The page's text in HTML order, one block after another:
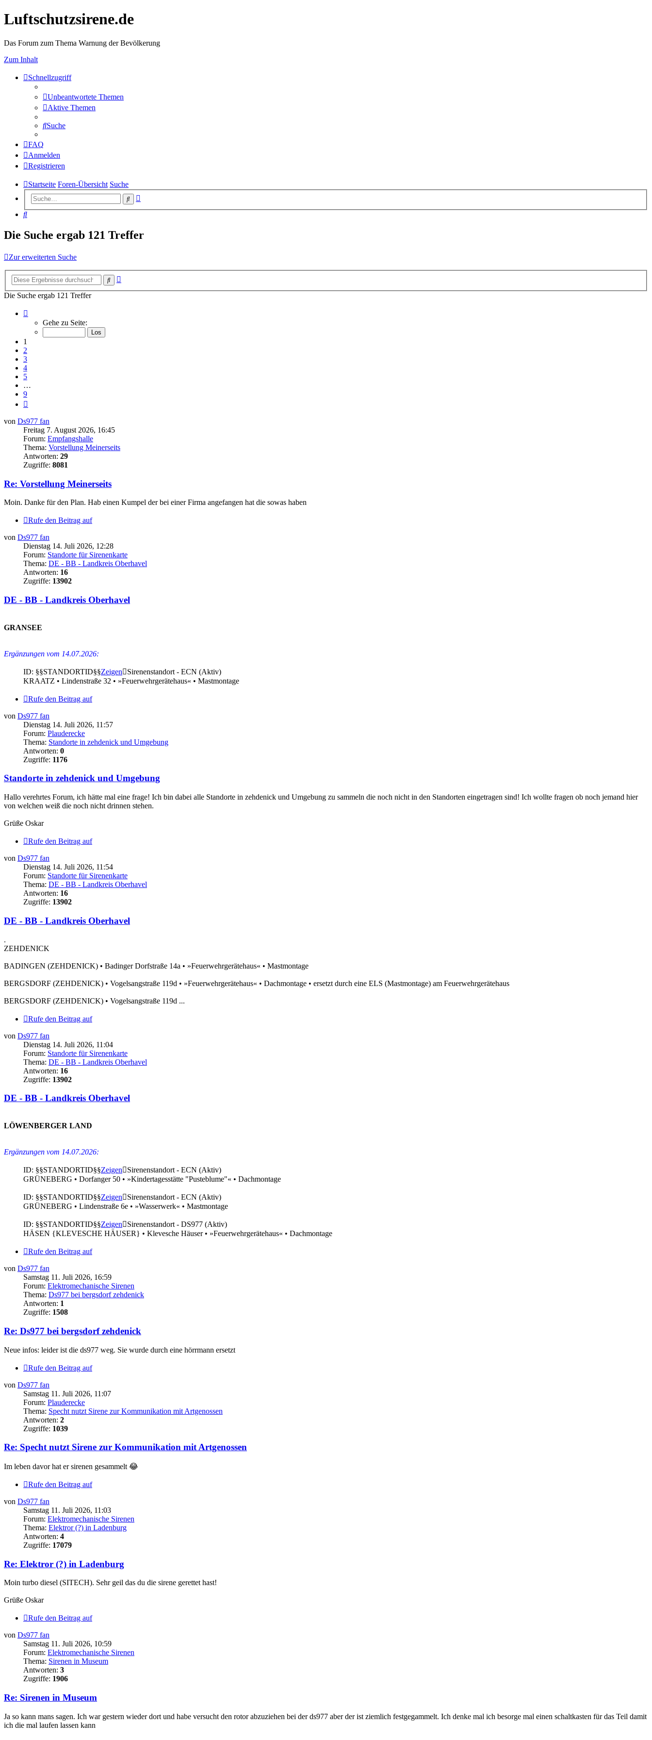
Luftschutzsirene.de
Das Forum zum Thema Warnung der Bevölkerung
Zum Inhalt
Schnellzugriff
Unbeantwortete Themen
Aktive Themen
Suche
FAQ
Anmelden
Registrieren
Startseite Foren-Übersicht Suche
Suche
Suche
Die Suche ergab 121 Treffer
Zur erweiterten Suche
Suche
Die Suche ergab 121 Treffer
von
Gehe zu Seite:
1
2
3
4
5
…
9
von Ds977 fan
Freitag 7. August 2026, 16:45
Forum: Empfangshalle
Thema: Vorstellung Meinerseits
Antworten: 29
Zugriffe: 8081
Re: Vorstellung Meinerseits
Moin. Danke für den Plan. Hab einen Kumpel der bei einer Firma angefangen hat die sowas haben
Rufe den Beitrag auf
von Ds977 fan
Dienstag 14. Juli 2026, 12:28
Forum: Standorte für Sirenenkarte
Thema: DE - BB - Landkreis Oberhavel
Antworten: 16
Zugriffe: 13902
DE - BB - Landkreis Oberhavel
GRANSEE
Ergänzungen vom 14.07.2026:
ID: §§STANDORTID§§Zeigen
Sirenenstandort - ECN (Aktiv)
KRAATZ • Lindenstraße 32 • »Feuerwehrgerätehaus« • Mastmontage
Rufe den Beitrag auf
von Ds977 fan
Dienstag 14. Juli 2026, 11:57
Forum: Plauderecke
Thema: Standorte in zehdenick und Umgebung
Antworten: 0
Zugriffe: 1176
Standorte in zehdenick und Umgebung
Hallo verehrtes Forum, ich hätte mal eine frage! Ich bin dabei alle Standorte in zehdenick und Umgebung zu sammeln die noch nicht in den Standorten eingetragen sind! Ich wollte fragen ob noch jemand hier
von welchen weiß die noch nicht drinnen stehen.
Grüße Oskar
Rufe den Beitrag auf
von Ds977 fan
Dienstag 14. Juli 2026, 11:54
Forum: Standorte für Sirenenkarte
Thema: DE - BB - Landkreis Oberhavel
Antworten: 16
Zugriffe: 13902
DE - BB - Landkreis Oberhavel
.
ZEHDENICK
BADINGEN (ZEHDENICK) • Badinger Dorfstraße 14a • »Feuerwehrgerätehaus« • Mastmontage
BERGSDORF (ZEHDENICK) • Vogelsangstraße 119d • »Feuerwehrgerätehaus« • Dachmontage • ersetzt durch eine ELS (Mastmontage) am Feuerwehrgerätehaus
BERGSDORF (ZEHDENICK) • Vogelsangstraße 119d ...
Rufe den Beitrag auf
von Ds977 fan
Dienstag 14. Juli 2026, 11:04
Forum: Standorte für Sirenenkarte
Thema: DE - BB - Landkreis Oberhavel
Antworten: 16
Zugriffe: 13902
DE - BB - Landkreis Oberhavel
LÖWENBERGER LAND
Ergänzungen vom 14.07.2026:
ID: §§STANDORTID§§Zeigen
Sirenenstandort - ECN (Aktiv)
GRÜNEBERG • Dorfanger 50 • »Kindertagesstätte "Pusteblume"« • Dachmontage
ID: §§STANDORTID§§Zeigen
Sirenenstandort - ECN (Aktiv)
GRÜNEBERG • Lindenstraße 6e • »Wasserwerk« • Mastmontage
ID: §§STANDORTID§§Zeigen
Sirenenstandort - DS977 (Aktiv)
HÄSEN {KLEVESCHE HÄUSER} • Klevesche Häuser • »Feuerwehrgerätehaus« • Dachmontage
Rufe den Beitrag auf
von Ds977 fan
Samstag 11. Juli 2026, 16:59
Forum: Elektromechanische Sirenen
Thema: Ds977 bei bergsdorf zehdenick
Antworten: 1
Zugriffe: 1508
Re: Ds977 bei bergsdorf zehdenick
Neue infos: leider ist die ds977 weg. Sie wurde durch eine hörrmann ersetzt
Rufe den Beitrag auf
von Ds977 fan
Samstag 11. Juli 2026, 11:07
Forum: Plauderecke
Thema: Specht nutzt Sirene zur Kommunikation mit Artgenossen
Antworten: 2
Zugriffe: 1039
Re: Specht nutzt Sirene zur Kommunikation mit Artgenossen
Im leben davor hat er sirenen gesammelt 😂
Rufe den Beitrag auf
von Ds977 fan
Samstag 11. Juli 2026, 11:03
Forum: Elektromechanische Sirenen
Thema: Elektror (?) in Ladenburg
Antworten: 4
Zugriffe: 17079
Re: Elektror (?) in Ladenburg
Moin turbo diesel (SITECH). Sehr geil das du die sirene gerettet hast!
Grüße Oskar
Rufe den Beitrag auf
von Ds977 fan
Samstag 11. Juli 2026, 10:59
Forum: Elektromechanische Sirenen
Thema: Sirenen in Museum
Antworten: 3
Zugriffe: 1906
Re: Sirenen in Museum
Ja so kann mans sagen. Ich war gestern wieder dort und habe versucht den rotor abzuziehen bei der ds977 aber der ist ziemlich festgegammelt. Ich denke mal ich besorge mal einen schaltkasten für das Teil damit
ich die mal laufen lassen kann